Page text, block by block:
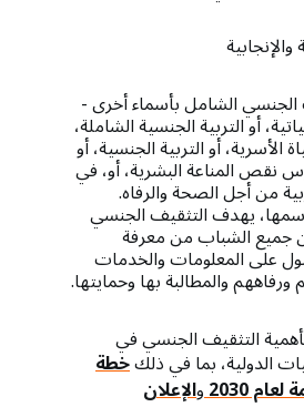
الشامل بأسماء أخرى -
أو التربية الجنسية الشاملة،
الأسرية، أو التربية الجنسية، أو
نقص المناعة البشرية، أو، في
من أجل الصحة والرفاه.
يهدف التثقيف الجنسي
جميع الشباب من معرفة
على المعلومات والخدمات
والمطالبة بها وحمايتها.
التثقيف الجنسي في
الدولية، بما في ذلكخطة
2030 والإعلان